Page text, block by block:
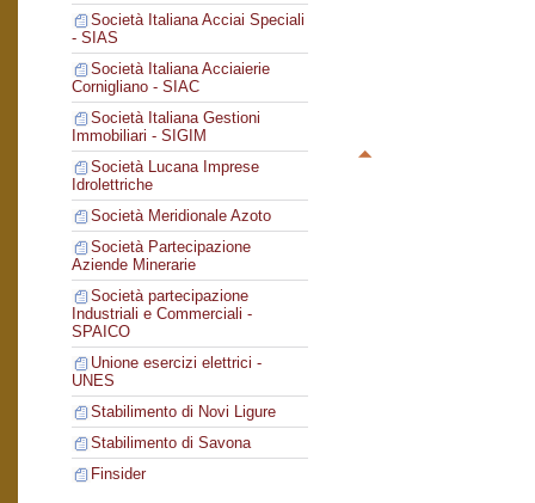
Società Italiana Acciai Speciali
- SIAS
Società Italiana Acciaierie
Cornigliano - SIAC
Società Italiana Gestioni
Immobiliari - SIGIM
Società Lucana Imprese
Idrolettriche
Società Meridionale Azoto
Società Partecipazione
Aziende Minerarie
Società partecipazione
Industriali e Commerciali -
SPAICO
Unione esercizi elettrici -
UNES
Stabilimento di Novi Ligure
Stabilimento di Savona
Finsider